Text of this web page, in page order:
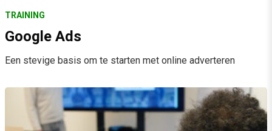
TRAINING
Google Ads
Een stevige basis om te starten met online adverteren